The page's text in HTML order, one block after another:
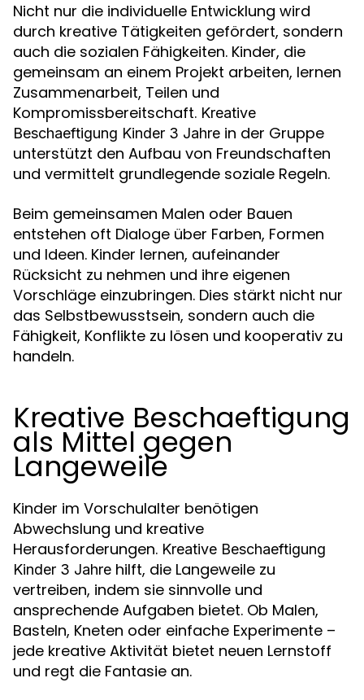
Nicht nur die individuelle Entwicklung wird
durch kreative Tätigkeiten gefördert, sondern
auch die sozialen Fähigkeiten. Kinder, die
gemeinsam an einem Projekt arbeiten, lernen
Zusammenarbeit, Teilen und
Kompromissbereitschaft. Kreative
Beschaeftigung Kinder 3 Jahre in der Gruppe
unterstützt den Aufbau von Freundschaften
und vermittelt grundlegende soziale Regeln.
Beim gemeinsamen Malen oder Bauen
entstehen oft Dialoge über Farben, Formen
und Ideen. Kinder lernen, aufeinander
Rücksicht zu nehmen und ihre eigenen
Vorschläge einzubringen. Dies stärkt nicht nur
das Selbstbewusstsein, sondern auch die
Fähigkeit, Konflikte zu lösen und kooperativ zu
handeln.
Kreative Beschaeftigung
als Mittel gegen
Langeweile
Kinder im Vorschulalter benötigen
Abwechslung und kreative
Herausforderungen. Kreative Beschaeftigung
Kinder 3 Jahre hilft, die Langeweile zu
vertreiben, indem sie sinnvolle und
ansprechende Aufgaben bietet. Ob Malen,
Basteln, Kneten oder einfache Experimente –
jede kreative Aktivität bietet neuen Lernstoff
und regt die Fantasie an.